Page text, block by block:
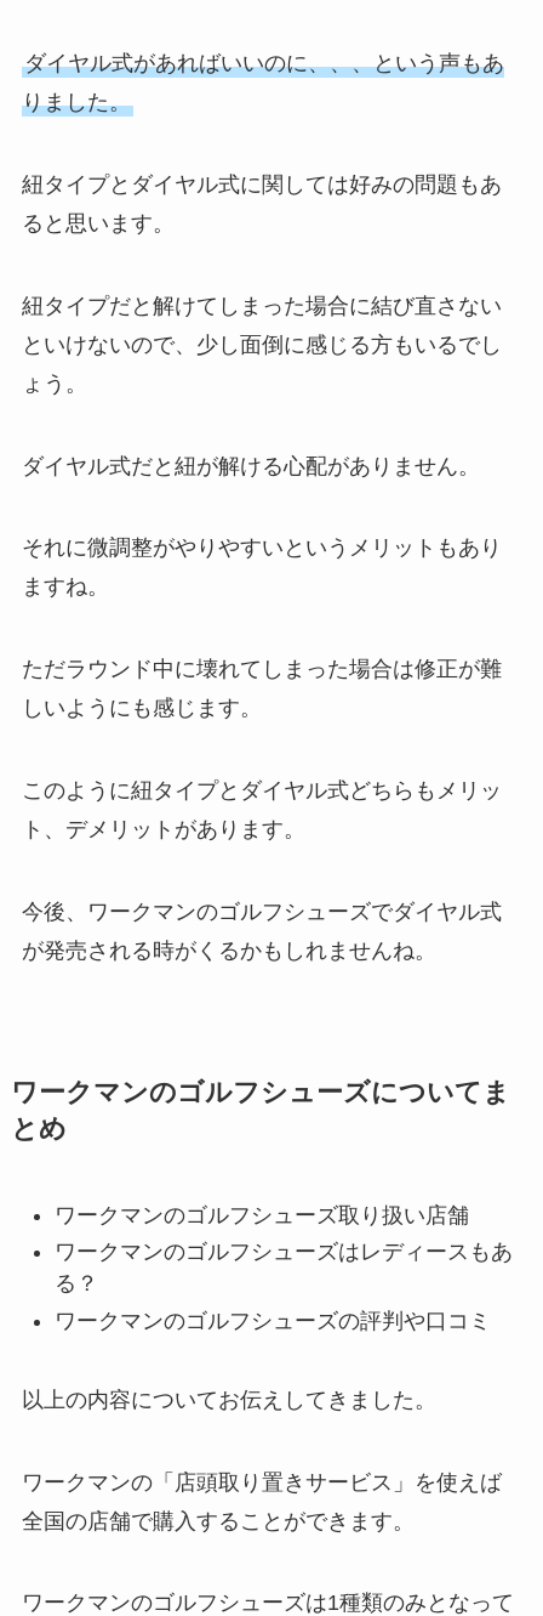
ダイヤル式があればいいのに、、、という声もあ
りました。
紐タイプとダイヤル式に関しては好みの問題もあ
ると思います。
紐タイプだと解けてしまった場合に結び直さない
といけないので、少し面倒に感じる方もいるでし
ょう。
ダイヤル式だと紐が解ける心配がありません。
それに微調整がやりやすいというメリットもあり
ますね。
ただラウンド中に壊れてしまった場合は修正が難
しいようにも感じます。
このように紐タイプとダイヤル式どちらもメリッ
ト、デメリットがあります。
今後、ワークマンのゴルフシューズでダイヤル式
が発売される時がくるかもしれませんね。
ワークマンのゴルフシューズについてま
とめ
ワークマンのゴルフシューズ取り扱い店舗
ワークマンのゴルフシューズはレディースもあ
る？
ワークマンのゴルフシューズの評判や口コミ
以上の内容についてお伝えしてきました。
ワークマンの「店頭取り置きサービス」を使えば
全国の店舗で購入することができます。
ワークマンのゴルフシューズは1種類のみとなって